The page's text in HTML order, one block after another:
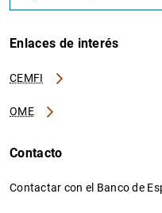
Enlaces de interés
CEMFI
OME
Contacto
Contactar con el Banco de